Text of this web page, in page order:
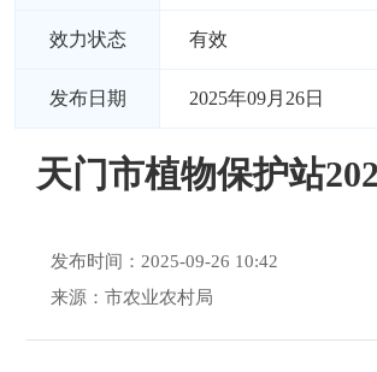
效力状态 有效
发布日期 2025年09月26日
天门市植物保护站
发布时间：2025-09-26 10:42
来源：市农业农村局